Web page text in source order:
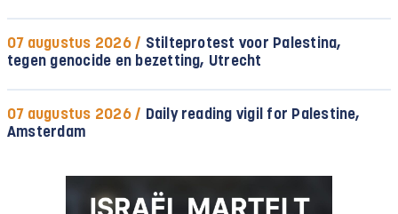
07 augustus 2026 / Stilteprotest voor Palestina,
tegen genocide en bezetting, Utrecht
07 augustus 2026 / Daily reading vigil for Palestine,
Amsterdam